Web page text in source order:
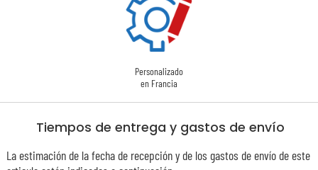
Personalizado
en Francia
Tiempos de entrega y gastos de envío
La estimación de la fecha de recepción y de los gastos de envío de este